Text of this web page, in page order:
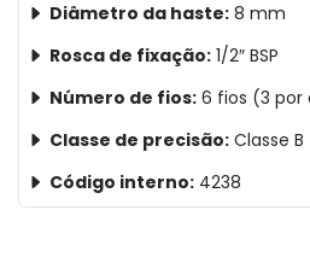
Diâmetro da haste: 8 mm
Rosca de fixação: 1/2″ BSP
Número de fios: 6 fios (3
Classe de precisão: Classe B
Código interno: 4238